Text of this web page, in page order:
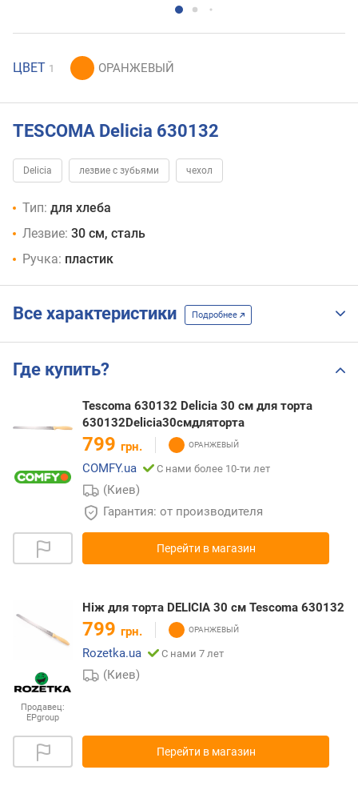
ЦВЕТ 1
TESCOMA Delicia 630132
Delicia лезвие с зубьями чехол
Тип: для хлеба
Лезвие: 30 см, сталь
Ручка: пластик
Все характеристики Подробнее
Где купить?
Tescoma 630132 Delicia 30 см для торта
630132Delicia30смдляторта
799 грн.
COMFY.ua
С нами более 10-ти лет
(Киев)
Гарантия: от производителя
Перейти в магазин
Продавец:
EPgroup
Ніж для торта DELICIA 30 см Tescoma 630132
799 грн.
Rozetka.ua
С нами 7 лет
(Киев)
Перейти в магазин